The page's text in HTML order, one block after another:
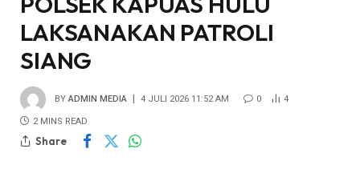
LAKSANAKAN PATROLI
SIANG
BY ADMIN MEDIA 4 JULI 2026 11:52 AM 0 4
2 MINS READ
Share